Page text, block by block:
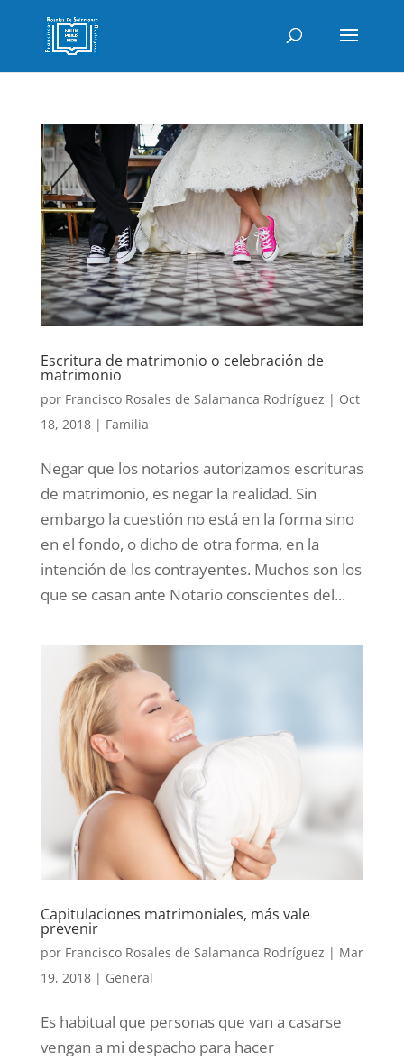
Escritura de matrimonio o celebración de
matrimonio
por Francisco Rosales de Salamanca Rodríguez | Oct
18, 2018| Familia
Negar que los notarios autorizamos escrituras
de matrimonio, es negar la realidad. Sin
embargo la cuestión no está en la forma sino
en el fondo, o dicho de otra forma, en la
intención de los contrayentes. Muchos son los
que se casan ante Notario conscientes del...
Capitulaciones matrimoniales, más vale
prevenir
por Francisco Rosales de Salamanca Rodríguez | Mar
19, 2018| General
Es habitual que personas que van a casarse
vengan a mi despacho para hacer